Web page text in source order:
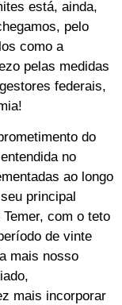
está, ainda,
pelo
como a
pelas medidas
federais,
do
no
ao longo
principal
com o teto
de vinte
mais nosso
mais incorporar